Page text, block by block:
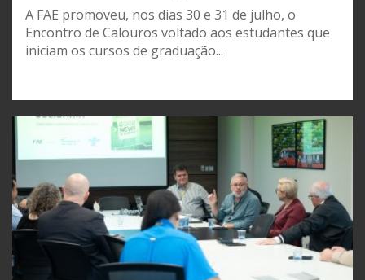
A FAE promoveu, nos dias 30 e 31 de julho, o
Encontro de Calouros voltado aos estudantes que
iniciam os cursos de graduação...